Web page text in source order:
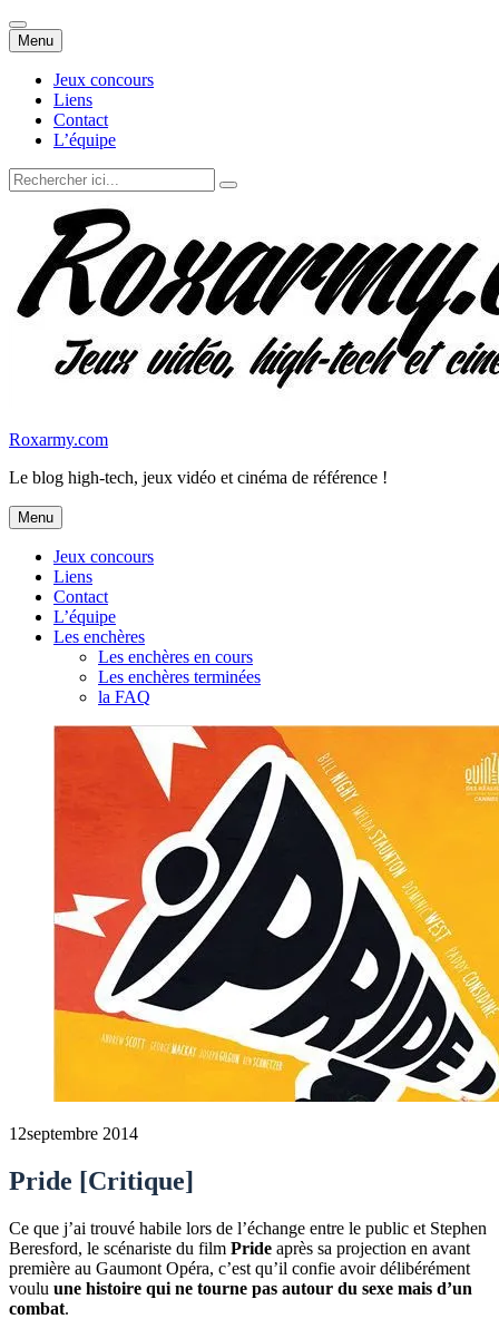
Menu Aller
au
contenu
Jeux concours
Liens
Contact
L’équipe
Recherche
pour
Roxarmy.com
Le blog high-tech, jeux vidéo et cinéma de référence !
Menu Aller
au
contenu
Jeux concours
Liens
Contact
L’équipe
Les enchères
Les enchères en cours
Les enchères terminées
la FAQ
12septembre 2014
Pride [Critique]
Ce que j’ai trouvé habile lors de l’échange entre le public et Stephen
Beresford, le scénariste du film Pride après sa projection en avant
première au Gaumont Opéra, c’est qu’il confie avoir délibérément
voulu une histoire qui ne tourne pas autour du sexe mais d’un
combat.